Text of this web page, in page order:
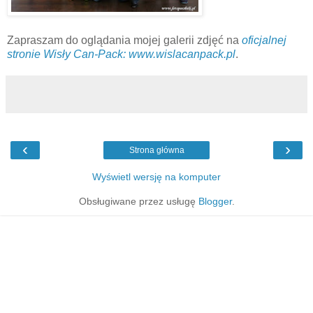
Zapraszam do oglądania mojej galerii zdjęć na oficjalnej
stronie Wisły Can-Pack: www.wislacanpack.pl.
‹ ›
Strona główna
Wyświetl wersję na komputer
Obsługiwane przez usługę Blogger.